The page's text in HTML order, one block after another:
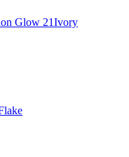
Glow 21Ivory